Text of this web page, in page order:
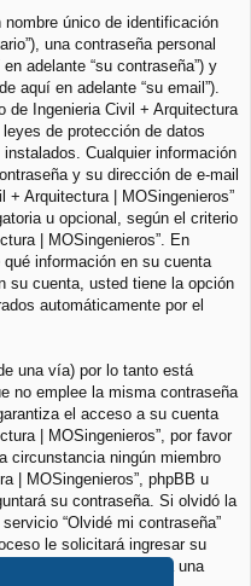
único de identificación
una contraseña personal
adelante “su contraseña”) y
aquí en adelante “su email”).
de Ingenieria Civil + Arquitectura
de protección de datos
Cualquier información
y su dirección de e-mail
+ Arquitectura | MOSingenieros”
u opcional, según el criterio
| MOSingenieros”. En
información en su cuenta
su cuenta, usted tiene la opción
automáticamente por el
una vía) por lo tanto está
no emplee la misma contraseña
el acceso a su cuenta
| MOSingenieros”, por favor
circunstancia ningún miembro
| MOSingenieros”, phpBB u
su contraseña. Si olvidó la
“Olvidé mi contraseña”
le solicitará ingresar su
phpBB generará una